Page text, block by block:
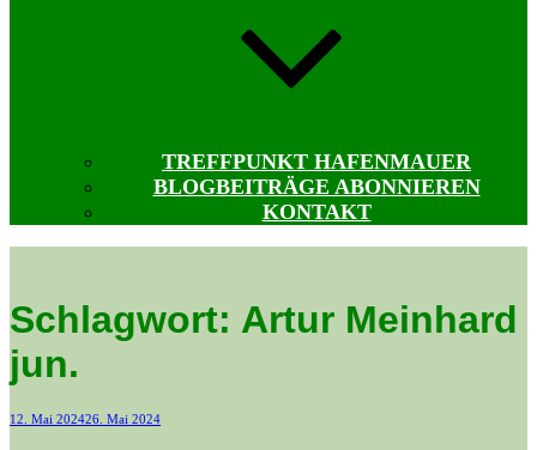
TREFFPUNKT HAFENMAUER
BLOGBEITRÄGE ABONNIEREN
KONTAKT
Schlagwort: Artur Meinhard
jun.
Veröffentlicht
12. Mai 202426. Mai 2024